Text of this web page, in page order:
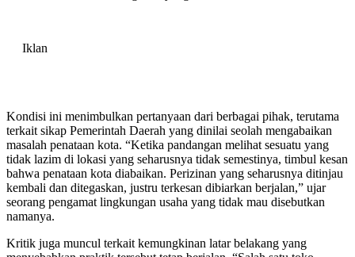
Iklan
Kondisi ini menimbulkan pertanyaan dari berbagai pihak, terutama
terkait sikap Pemerintah Daerah yang dinilai seolah mengabaikan
masalah penataan kota. “Ketika pandangan melihat sesuatu yang
tidak lazim di lokasi yang seharusnya tidak semestinya, timbul kesan
bahwa penataan kota diabaikan. Perizinan yang seharusnya ditinjau
kembali dan ditegaskan, justru terkesan dibiarkan berjalan,” ujar
seorang pengamat lingkungan usaha yang tidak mau disebutkan
namanya.
Kritik juga muncul terkait kemungkinan latar belakang yang